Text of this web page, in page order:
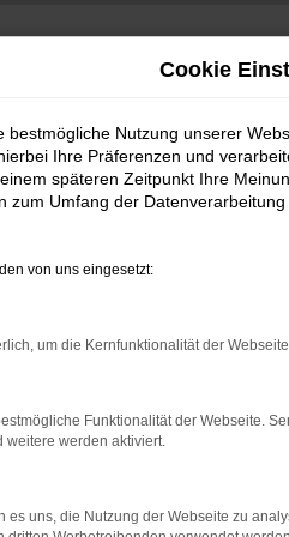
bestimmter Seiten
beheben.
auf dem neuesten
Cookie
bestmögliche Nutzung unserer
Ihre Präferenzen und
späteren Zeitpunkt Ihre
zum Umfang der
von uns eingesetzt:
um die Kernfunktionalität der
Funktionalität der Webseite.
weitere werden aktiviert.
es uns, die Nutzung der Webseite zu